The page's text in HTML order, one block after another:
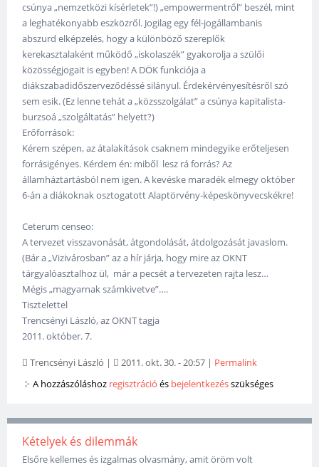
csúnya „nemzetközi kísérletek”!) „empowermentről” beszél, mint
a leghatékonyabb eszközről. Jogilag egy fél-jogállambanis
abszurd elképzelés, hogy a különböző szereplők
kerekasztalaként működő „iskolaszék” gyakorolja a szülői
közösségjogait is egyben! A DÖK funkciója a
diákszabadidőszerveződéssé silányul. Érdekérvényesítésről szó
sem esik. (Ez lenne tehát a „közsszolgálat” a csúnya kapitalista-
burzsoá „szolgáltatás” helyett?)
Erőforrások:
Kérem szépen, az átalakítások csaknem mindegyike erőteljesen
forrásigényes. Kérdem én: miből lesz rá forrás? Az
államháztartásból nem igen. A kevéske maradék elmegy október
6-án a diákoknak osztogatott Alaptörvény-képeskönyvecskékre!
Ceterum censeo:
A tervezet visszavonását, átgondolását, átdolgozását javaslom.
(Bár a „Vizivárosban” az a hír járja, hogy mire az OKNT
tárgyalóasztalhoz ül, már a pecsét a tervezeten rajta lesz…
Mégis „magyarnak számkivetve”….
Tisztelettel
Trencsényi László, az OKNT tagja
2011. október. 7.
Trencsényi László | 2011. okt. 30. - 20:57 | Permalink
A hozzászóláshoz regisztráció és bejelentkezésszükséges
Kételyek és dilemmák
Elsőre kellemes és izgalmas olvasmány, amit öröm volt